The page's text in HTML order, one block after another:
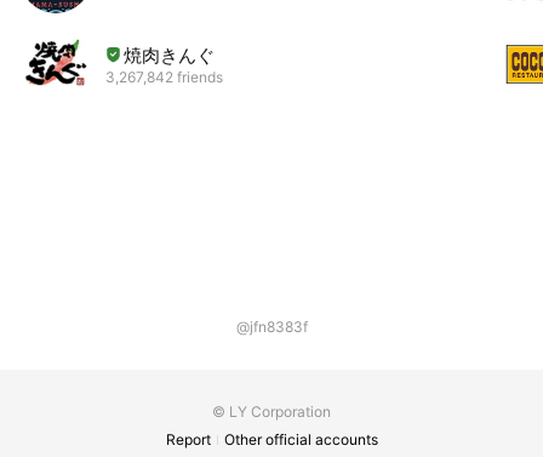
焼肉きんぐ
3,267,842 friends
@jfn8383f
© LY Corporation
Report
Other official accounts